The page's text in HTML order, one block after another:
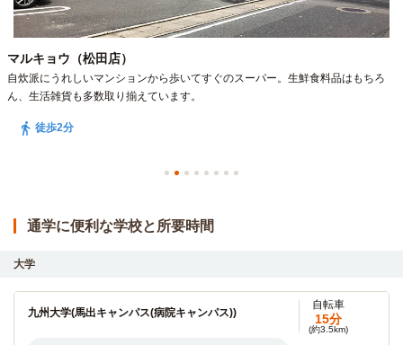
マルキョウ（松田店）
自炊派にうれしいマンションから歩いてすぐのスーパー。生鮮食料品はもちろ
ん、生活雑貨も多数取り揃えています。
徒歩2分
通学に便利な学校と所要時間
大学
九州大学(馬出キャンパス(病院キャンパス))
自転車
15分
(約3.5km)